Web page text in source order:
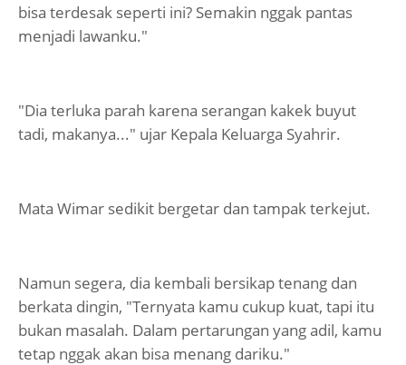
bisa terdesak seperti ini? Semakin nggak pantas
menjadi lawanku."
"Dia terluka parah karena serangan kakek buyut
tadi, makanya..." ujar Kepala Keluarga Syahrir.
Mata Wimar sedikit bergetar dan tampak terkejut.
Namun segera, dia kembali bersikap tenang dan
berkata dingin, "Ternyata kamu cukup kuat, tapi itu
bukan masalah. Dalam pertarungan yang adil, kamu
tetap nggak akan bisa menang dariku."